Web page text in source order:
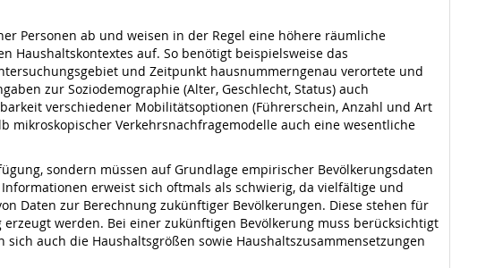
Personen ab und weisen in der Regel eine höhere räumliche
auf. So benötigt beispielsweise das
und Zeitpunkt hausnummerngenau verortete und
zur Soziodemographie (Alter, Geschlecht, Status) auch
verschiedener Mobilitätsoptionen (Führerschein, Anzahl und Art
Verkehrsnachfragemodelle auch eine wesentliche
sondern müssen auf Grundlage empirischer Bevölkerungsdaten
erweist sich oftmals als schwierig, da vielfältige und
Daten zur Berechnung zukünftiger Bevölkerungen. Diese stehen für
werden. Bei einer zukünftigen Bevölkerung muss berücksichtigt
auch die Haushaltsgrößen sowie Haushaltszusammensetzungen